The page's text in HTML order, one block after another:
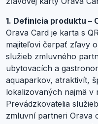
1. Definícia produktu –
Orava Card je karta s
majiteľovi čerpať zľavy
služieb zmluvného
ubytovacích a
aquaparkov, atraktivít,
lokalizovaných najmä v
Prevádzkovatelia
zmluvní partneri Orava